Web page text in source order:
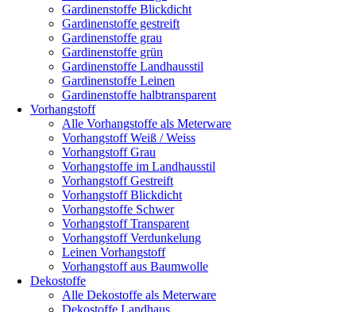
Gardinenstoffe Blickdicht
Gardinenstoffe gestreift
Gardinenstoffe grau
Gardinenstoffe grün
Gardinenstoffe Landhausstil
Gardinenstoffe Leinen
Gardinenstoffe halbtransparent
Vorhangstoff
Alle Vorhangstoffe als Meterware
Vorhangstoff Weiß / Weiss
Vorhangstoff Grau
Vorhangstoffe im Landhausstil
Vorhangstoff Gestreift
Vorhangstoff Blickdicht
Vorhangstoffe Schwer
Vorhangstoff Transparent
Vorhangstoff Verdunkelung
Leinen Vorhangstoff
Vorhangstoff aus Baumwolle
Dekostoffe
Alle Dekostoffe als Meterware
Dekostoffe Landhaus